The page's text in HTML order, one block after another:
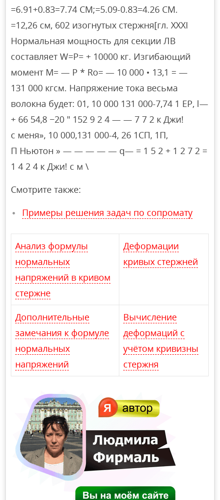
=6.91+0.83=7.74 СМ;=5.09-0.83=4.26 СМ.
=12,26 см, 602 изогнутых стержня[гл. XXXI
Нормальная мощность для секции ЛВ
составляет W=P= + 10000 кг. Изгибающий
момент M= — P * Ro= — 10 000 • 13,1 = —
131 000 кгсм. Напряжение тока весьма
волокна будет: 01, 10 000 131 000-7,74 1 EP, l—
+ 66 54,8 −20 ″ 152 9 2 4 — — 7 7 2 к Джи!
с меня», 10 000,131 000-4, 26 1СП, 1П,
П Ньютон » — — — — — q— = 1 5 2 + 1 2 7 2 =
1 4 2 4 к Джи! с м \
Смотрите также:
Примеры решения задач по сопромату
Анализ формулы
нормальных
напряжений в кривом
стержне
Деформации
кривых стержней
Дополнительные
замечания к формуле
нормальных
напряжений
Вычисление
деформаций с
учётом кривизны
стержня